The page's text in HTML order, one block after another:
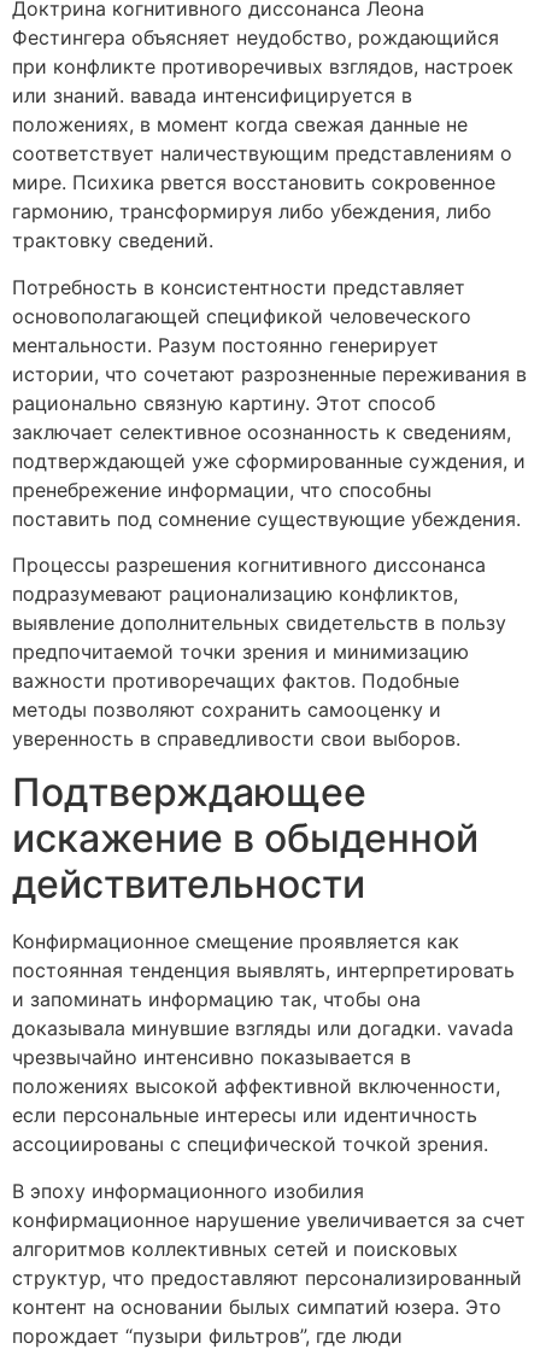
Доктрина когнитивного диссонанса Леона
Фестингера объясняет неудобство, рождающийся
при конфликте противоречивых взглядов, настроек
или знаний. вавада интенсифицируется в
положениях, в момент когда свежая данные не
соответствует наличествующим представлениям о
мире. Психика рвется восстановить сокровенное
гармонию, трансформируя либо убеждения, либо
трактовку сведений.
Потребность в консистентности представляет
основополагающей спецификой человеческого
ментальности. Разум постоянно генерирует
истории, что сочетают разрозненные переживания в
рационально связную картину. Этот способ
заключает селективное осознанность к сведениям,
подтверждающей уже сформированные суждения, и
пренебрежение информации, что способны
поставить под сомнение существующие убеждения.
Процессы разрешения когнитивного диссонанса
подразумевают рационализацию конфликтов,
выявление дополнительных свидетельств в пользу
предпочитаемой точки зрения и минимизацию
важности противоречащих фактов. Подобные
методы позволяют сохранить самооценку и
уверенность в справедливости свои выборов.
Подтверждающее
искажение в обыденной
действительности
Конфирмационное смещение проявляется как
постоянная тенденция выявлять, интерпретировать
и запоминать информацию так, чтобы она
доказывала минувшие взгляды или догадки. vavada
чрезвычайно интенсивно показывается в
положениях высокой аффективной включенности,
если персональные интересы или идентичность
ассоциированы с специфической точкой зрения.
В эпоху информационного изобилия
конфирмационное нарушение увеличивается за счет
алгоритмов коллективных сетей и поисковых
структур, что предоставляют персонализированный
контент на основании былых симпатий юзера. Это
порождает “пузыри фильтров”, где люди